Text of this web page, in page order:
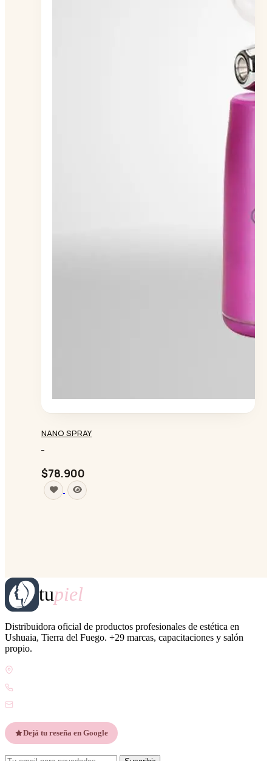
NANO SPRAY
$78.900
tupiel
Distribuidora oficial de productos profesionales de estética en
Ushuaia, Tierra del Fuego. +29 marcas, capacitaciones y salón
propio.
Dejá tu reseña en Google